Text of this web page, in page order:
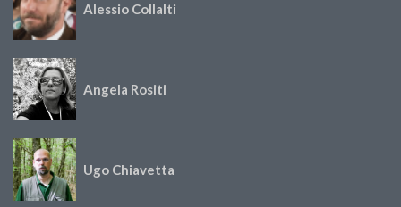
Alessio Collalti
Angela Rositi
Ugo Chiavetta